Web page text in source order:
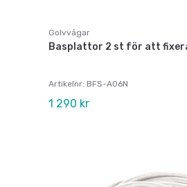
Golvvågar
Basplattor 2 st för att
Artikelnr: BFS-A06N
1 290 kr